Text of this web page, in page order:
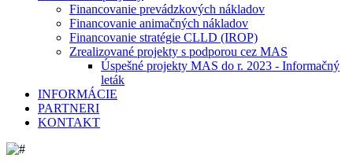
Financovanie prevádzkových nákladov
Financovanie animačných nákladov
Financovanie stratégie CLLD (IROP)
Zrealizované projekty s podporou cez MAS
Úspešné projekty MAS do r. 2023 - Informačný
leták
INFORMÁCIE
PARTNERI
KONTAKT